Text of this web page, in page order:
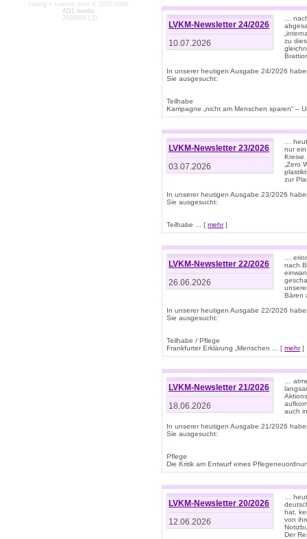
coding + custom cms © 2002-2026
AD1 media
· 2626666 | 11
LVKM-Newsletter 24/2026
10.07.2026
…
zu
In unserer heutigen Ausgabe 24/2026
Sie ausgesucht:
Teilhabe
Kampagne „nicht am Menschen sparen“ –
LVKM-Newsletter 23/2026
03.07.2026
…
nur
„Zero
zur
In unserer heutigen Ausgabe 23/2026
Sie ausgesucht:
Teilhabe ... [ mehr]
LVKM-Newsletter 22/2026
26.06.2026
…
nach
Bären
In unserer heutigen Ausgabe 22/2026
Sie ausgesucht:
Teilhabe / Pflege
Frankfurter Erklärung „Menschen ... [ mehr]
LVKM-Newsletter 21/2026
18.06.2026
…
auch
In unserer heutigen Ausgabe 21/2026
Sie ausgesucht:
Pflege
Die Kritik am Entwurf eines
LVKM-Newsletter 20/2026
12.06.2026
…
hat,
von
Der